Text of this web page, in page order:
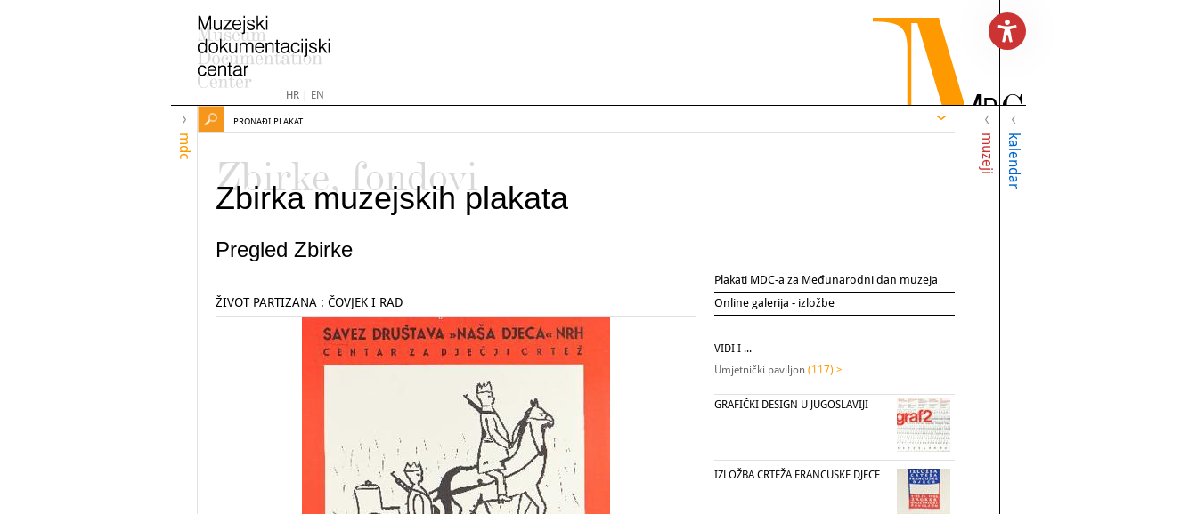
HR| EN
mdc muzeji kalendar
PRONAĐI PLAKAT
Zbirke, fondovi
Zbirka muzejskih plakata
Pregled Zbirke
Plakati MDC-a za Međunarodni dan muzeja
Online galerija - izložbe
ŽIVOT PARTIZANA : ČOVJEK I RAD
VIDI I ...
Umjetnički paviljon (117) >
GRAFIČKI DESIGN U JUGOSLAVIJI
IZLOŽBA CRTEŽA FRANCUSKE DJECE